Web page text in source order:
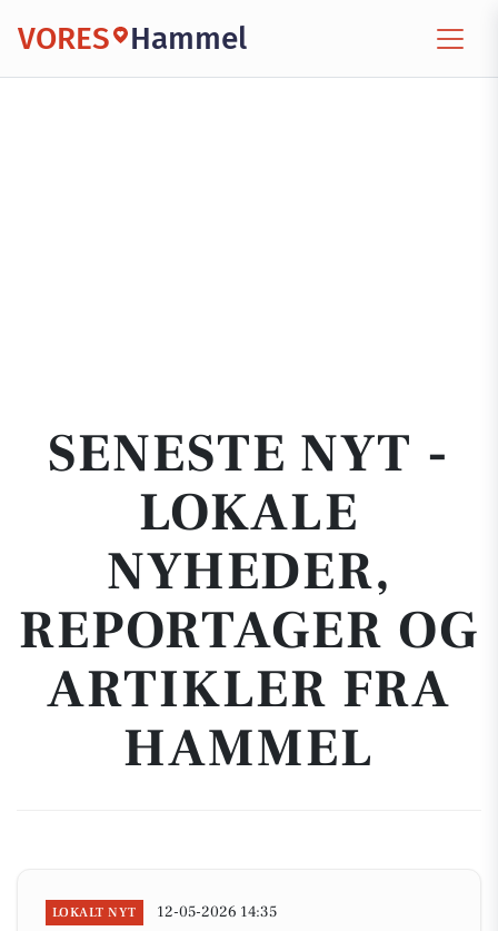
VORES Hammel
SENESTE NYT -
LOKALE
NYHEDER,
REPORTAGER OG
ARTIKLER FRA
HAMMEL
LOKALT NYT 12-05-2026 14:35